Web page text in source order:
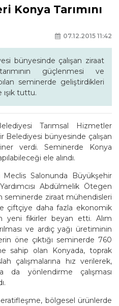
Konya Tarımını
07.12.2015 11:42
bünyesinde çalışan ziraat
güçlenmesi ve
seminerde geliştirdikleri
tuttu.
Tarımsal Hizmetler
Belediyesi bünyesinde çalışan
verdi. Seminerde Konya
ele alındı.
Salonunda Büyükşehir
Abdülmelik Ötegen
seminerde ziraat mühendisleri
çiftçiye daha fazla ekonomik
yeni fikirler beyan etti. Alım
ve ardıç yağı üretiminin
öne çıktığı seminerde 760
sahip olan Konyada, toprak
çalışmalarına hız verilerek,
da yönlendirme çalışması
bölgesel ürünlerde